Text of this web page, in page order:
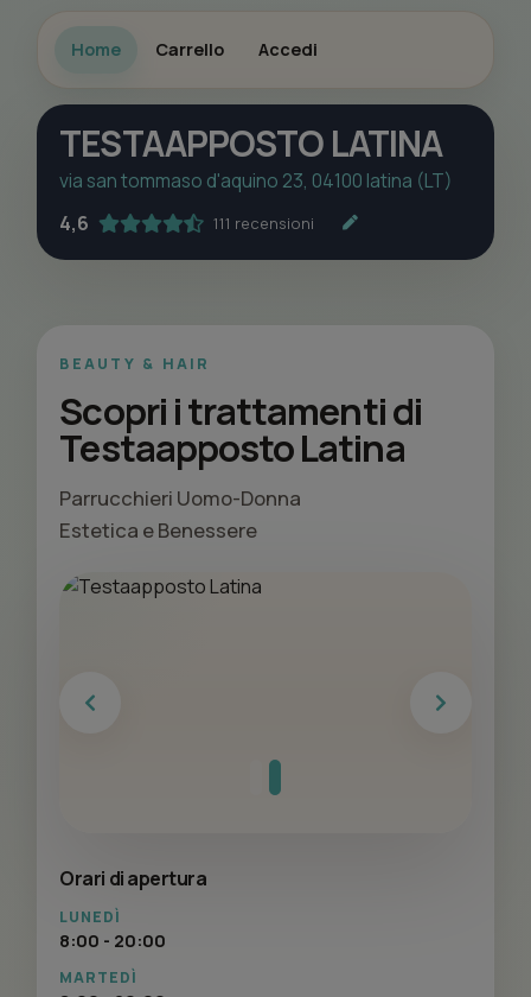
Home Carrello Accedi
TESTAAPPOSTO LATINA
via san tommaso d'aquino 23, 04100 latina (LT)
4,6
111 recensioni
BEAUTY & HAIR
Scopri i trattamenti di
Testaapposto Latina
Parrucchieri Uomo-Donna
Estetica e Benessere
Previous Next
Orari di apertura
LUNEDÌ
8:00 - 20:00
MARTEDÌ